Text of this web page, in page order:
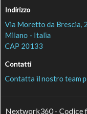
Indirizzo
Via Moretto da Brescia,
Milano - Italia
CAP 20133
Contatti
Contatta il nostro team
Nextwork360 - Codice